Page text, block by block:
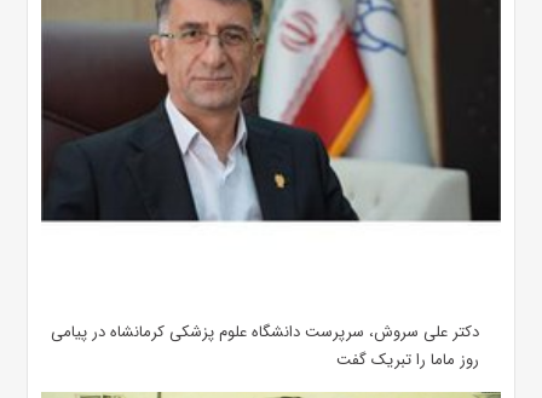
دکتر علی سروش، سرپرست دانشگاه علوم پزشکی کرمانشاه در پیامی
روز ماما را تبریک گفت